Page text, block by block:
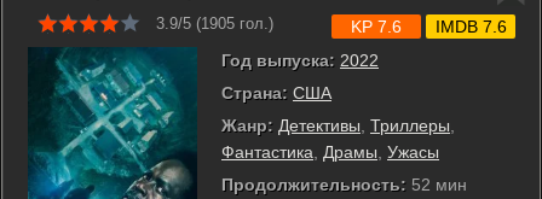
3.9/5 (1905 гол.)
Год выпуска: 2022
Страна: США
Жанр: Детективы Триллеры
Фантастика
Драмы Ужасы
Продолжительность: 52 мин
KP 7.6 IMDB 7.6